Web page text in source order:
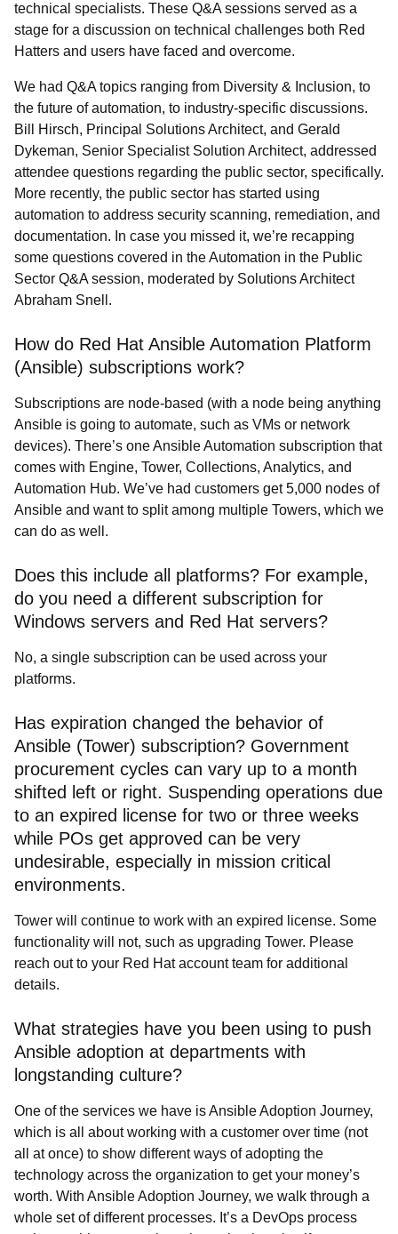
technical specialists. These Q&A sessions served as a
stage for a discussion on technical challenges both Red
Hatters and users have faced and overcome.
We had Q&A topics ranging from Diversity & Inclusion, to
the future of automation, to industry-specific discussions.
Bill Hirsch, Principal Solutions Architect, and Gerald
Dykeman, Senior Specialist Solution Architect, addressed
attendee questions regarding the public sector, specifically.
More recently, the public sector has started using
automation to address security scanning, remediation, and
documentation. In case you missed it, we’re recapping
some questions covered in the Automation in the Public
Sector Q&A session, moderated by Solutions Architect
Abraham Snell.
How do Red Hat Ansible Automation Platform
(Ansible) subscriptions work?
Subscriptions are node-based (with a node being anything
Ansible is going to automate, such as VMs or network
devices). There’s one Ansible Automation subscription that
comes with Engine, Tower, Collections, Analytics, and
Automation Hub. We’ve had customers get 5,000 nodes of
Ansible and want to split among multiple Towers, which we
can do as well.
Does this include all platforms? For example,
do you need a different subscription for
Windows servers and Red Hat servers?
No, a single subscription can be used across your
platforms.
Has expiration changed the behavior of
Ansible (Tower) subscription? Government
procurement cycles can vary up to a month
shifted left or right. Suspending operations due
to an expired license for two or three weeks
while POs get approved can be very
undesirable, especially in mission critical
environments.
Tower will continue to work with an expired license. Some
functionality will not, such as upgrading Tower. Please
reach out to your Red Hat account team for additional
details.
What strategies have you been using to push
Ansible adoption at departments with
longstanding culture?
One of the services we have is Ansible Adoption Journey,
which is all about working with a customer over time (not
all at once) to show different ways of adopting the
technology across the organization to get your money’s
worth. With Ansible Adoption Journey, we walk through a
whole set of different processes. It’s a DevOps process